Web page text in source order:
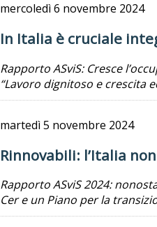
mercoledì6 novembre 2024
In Italia è cruciale
Rapporto ASviS: Cresce
“Lavoro dignitoso e crescita
martedì5 novembre 2024
Rinnovabili: l’Italia
Rapporto ASviS 2024:
Cer e un Piano per la